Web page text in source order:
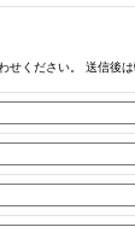
せください。 送信後は